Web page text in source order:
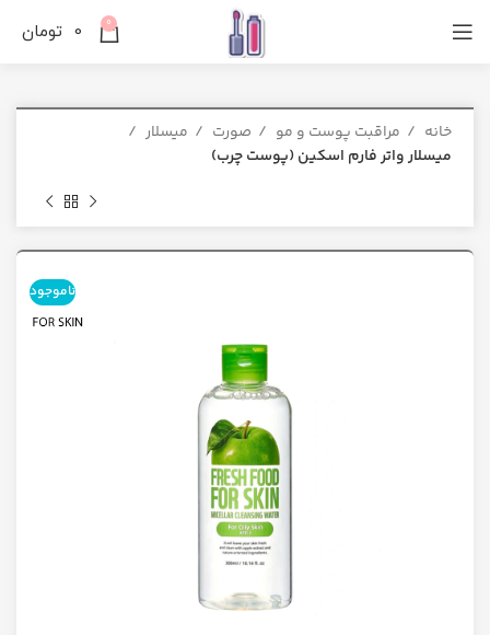
0
0 تومان
خانه مراقبت پوست و مو صورت
میسلار
میسلار واتر فارم اسکین (پوست چرب)
ناموجود